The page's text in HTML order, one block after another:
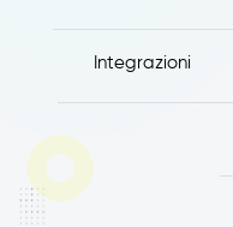
Integrazioni